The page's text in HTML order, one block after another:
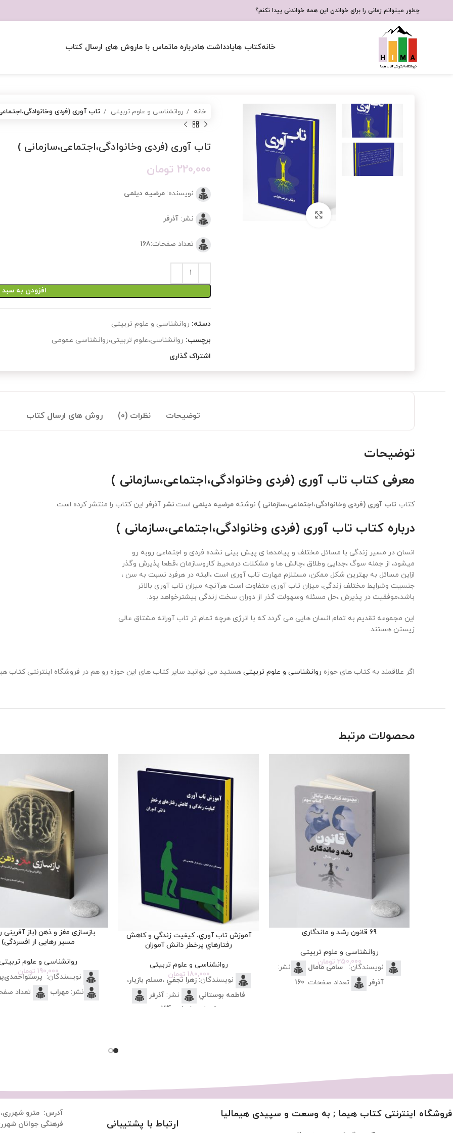
چطور میتوانم زمانی را برای خواندن این همه خواندنی پیدا نکنم؟
خانهکتاب هایادداشت هادرباره ماتماس با ماروش های ارسال کتاب
برای بزرگنمایی کلیک کنید
خانه روانشناسی و علوم تربیتی تاب آوری (فردی
تاب آوری (فردی وخانوادگی،اجتماعی،سازمانی )
220,000 تومان
نویسنده:مرضیه دیلمی
نشر:آذرفر
تعداد صفحات:168
افزودن به
دسته: روانشناسی و علوم تربیتی
برچسب: روانشناسی،علوم تربیتی،روانشناسی عمومی
اشتراک گذاری
توضیحات نظرات (0) روش های ارسال کتاب
توضیحات
معرفی کتاب تاب آوری (فردی وخانوادگی،اجتماعی،سازمانی )
کتاب تاب آوری (فردی وخانوادگی،اجتماعی،سازمانی ) نوشته مرضیه دیلمی است.نشر آذرفر این کتاب را منتشر کرده است.
درباره کتاب تاب آوری (فردی وخانوادگی،اجتماعی،سازمانی )
انسان در مسیر زندگی با مسائل مختلف و پیامدها ی پیش بینی نشده فردی و اجتماعی روبه رو
میشود، از جمله سوگ ،جدایی وطلاق ،چالش ها و مشکلات درمحیط کاروسازمان ،قطعا پذیرش وگذر
ازاین مسائل به بهترین شکل ممکن، مستلزم مهارت تاب آوری است ،البته در هرفرد نسبت به سن ،
جنسیت وشرایط مختلف زندگی، میزان تاب آوری متفاوت است هرآنچه میزان تاب آوری بالاتر
باشد،موفقیت در پذیرش ،حل مسئله وسهولت گذر از دوران سخت زندگی بیشترخواهد بود.
این مجموعه تقدیم به تمام انسان هایی می گردد که با انرژی هرچه تمام تر تاب آورانه مشتاق عالی
زیستن هستند.
اگر علاقمند به کتاب های حوزه روانشناسی و علوم تربیتی هستید می توانید سایر کتاب های این حوزه رو هم در فروشگاه اینترنتی کتاب
محصولات مرتبط
69 قانون رشد و ماندگاری
روانشناسی و علوم تربیتی
250,000 تومان
نویسندگان: سامی مامال
نشر:
آذرفر
تعداد صفحات:
آموزش تاب آوري، کيفيت زندگي و کاهش
رفتارهاي پرخطر دانش آموزان
روانشناسی و علوم تربیتی
180,000 تومان
نویسندگان:زهرا نجفي ،مسلم بازیار،
فاطمه بوستاني
نشر: آذرفر
تعداد صفحات: 164
بازسازی مغز و ذهن (باز آفرینی
مسیر رهایی از افسردگی)
روانشناسی و علوم
190,000 تومان
نویسندگان:
نشر: مهراب تعداد
فروشگاه اینترنتی کتاب هیما ; به وسعت و سپیدی هیمالیا
ارتباط با پشتیبانی
آدرس: مترو
فرهنگی جوانان